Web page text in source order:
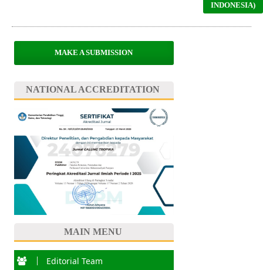
INDONESIA)
MAKE A SUBMISSION
NATIONAL ACCREDITATION
MAIN MENU
Editorial Team